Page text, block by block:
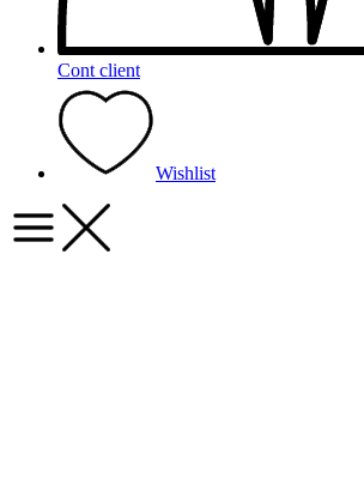
Cont client
Wishlist